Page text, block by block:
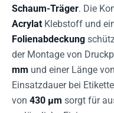
Schaum-Träger. Die
Acrylat Klebstoff und
Folienabdeckung
der Montage von
mm und einer Länge von
Einsatzdauer bei
von 430 µm sorgt für